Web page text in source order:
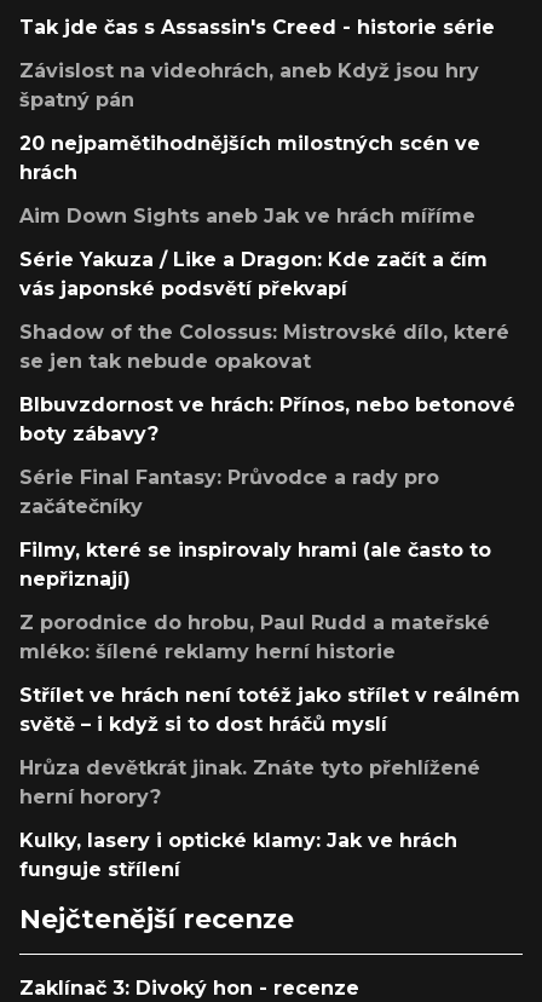
Tak jde čas s Assassin's Creed - historie série
Závislost na videohrách, aneb Když jsou hry
špatný pán
20 nejpamětihodnějších milostných scén ve
hrách
Aim Down Sights aneb Jak ve hrách míříme
Série Yakuza / Like a Dragon: Kde začít a čím
vás japonské podsvětí překvapí
Shadow of the Colossus: Mistrovské dílo, které
se jen tak nebude opakovat
Blbuvzdornost ve hrách: Přínos, nebo betonové
boty zábavy?
Série Final Fantasy: Průvodce a rady pro
začátečníky
Filmy, které se inspirovaly hrami (ale často to
nepřiznají)
Z porodnice do hrobu, Paul Rudd a mateřské
mléko: šílené reklamy herní historie
Střílet ve hrách není totéž jako střílet v reálném
světě – i když si to dost hráčů myslí
Hrůza devětkrát jinak. Znáte tyto přehlížené
herní horory?
Kulky, lasery i optické klamy: Jak ve hrách
funguje střílení
Nejčtenější recenze
Zaklínač 3: Divoký hon - recenze